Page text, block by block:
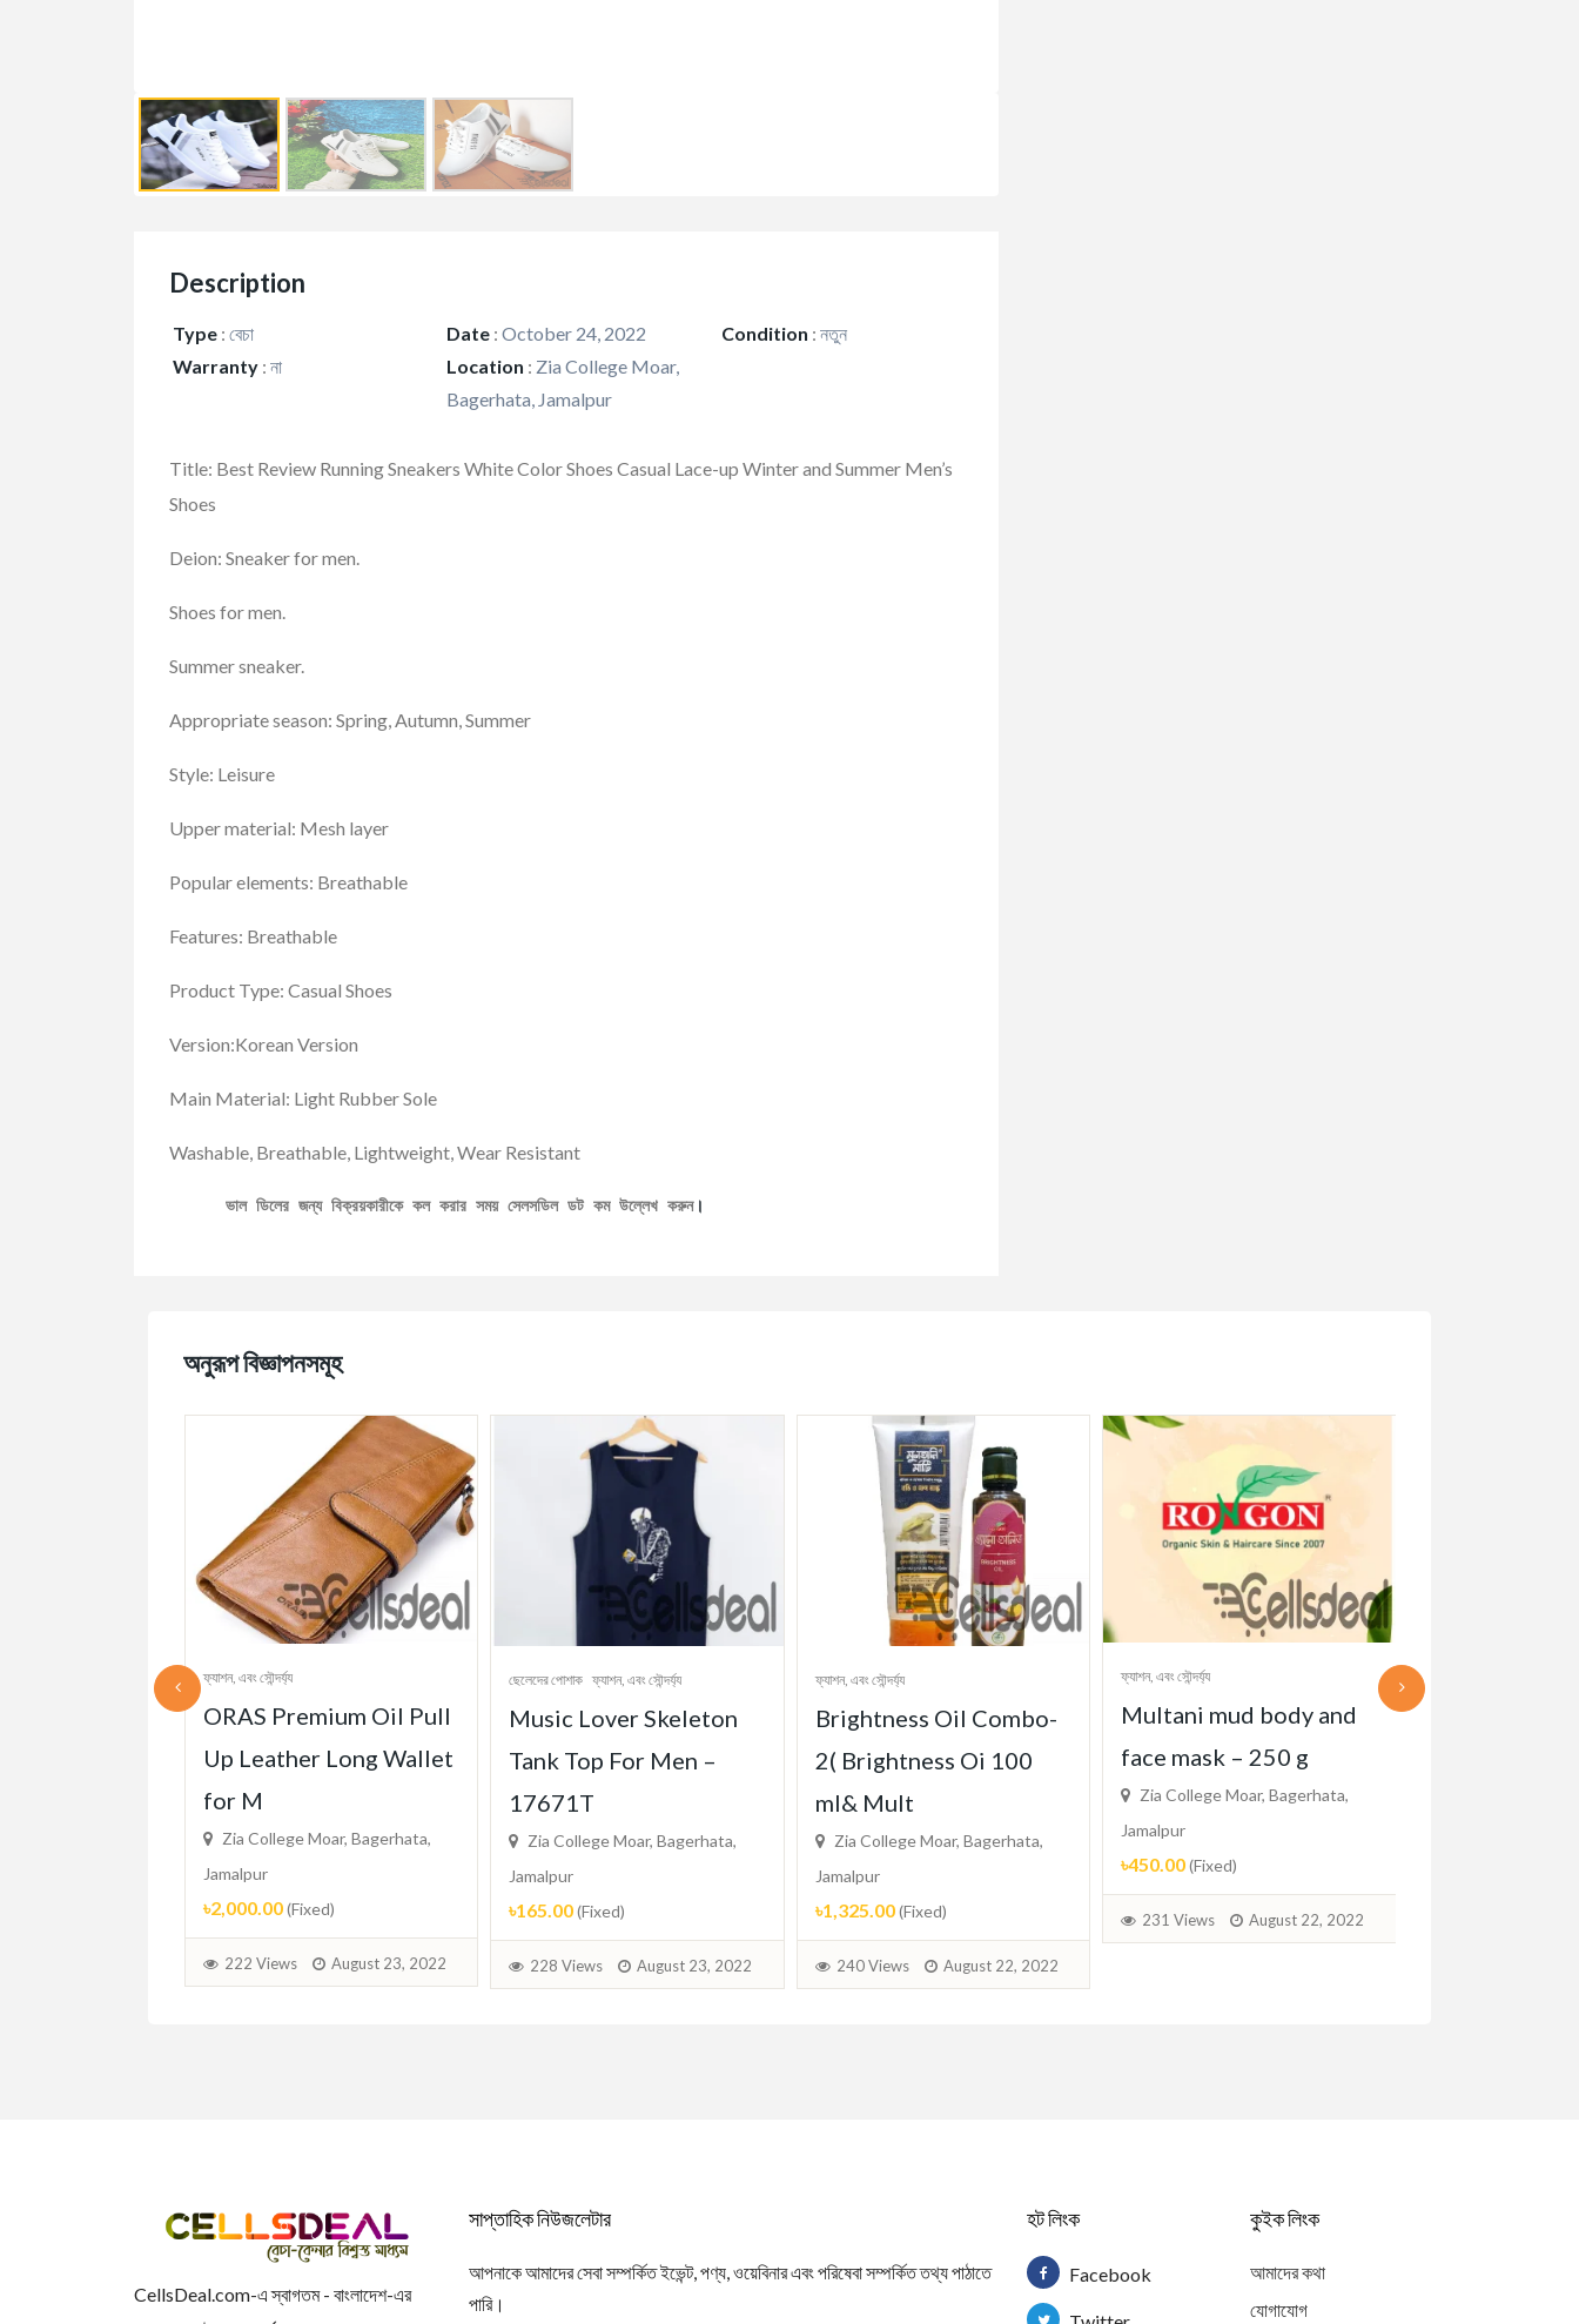
Description
Type : বেচা Date : October 24, 2022 Condition : নতুন
Warranty : না Location : Zia College Moar,
Bagerhata, Jamalpur
Title: Best Review Running Sneakers White Color Shoes Casual Lace-up Winter and Summer Men’s
Shoes
Deion: Sneaker for men.
Shoes for men.
Summer sneaker.
Appropriate season: Spring, Autumn, Summer
Style: Leisure
Upper material: Mesh layer
Popular elements: Breathable
Features: Breathable
Product Type: Casual Shoes
Version:Korean Version
Main Material: Light Rubber Sole
Washable, Breathable, Lightweight, Wear Resistant
ভাল ডিলের জন্য বিক্রয়কারীকে কল করার সময় সেলসডিল ডট কম উল্লেখ করুন।
অনুরূপ বিজ্ঞাপনসমূহ
ফ্যাশন, এবং সৌন্দর্য্য
ORAS Premium Oil Pull
Up Leather Long Wallet
for M
Zia College Moar, Bagerhata,
Jamalpur
৳2,000.00(Fixed)
222 Views August 23, 2022
ছেলেদের পোশাক ফ্যাশন, এবং সৌন্দর্য্য
Music Lover Skeleton
Tank Top For Men –
17671T
Zia College Moar, Bagerhata,
Jamalpur
৳165.00(Fixed)
228 Views August 23, 2022
ফ্যাশন, এবং সৌন্দর্য্য
Brightness Oil Combo-
2( Brightness Oi 100
ml& Mult
Zia College Moar, Bagerhata,
Jamalpur
৳1,325.00(Fixed)
240 Views August 22, 2022
ফ্যাশন, এবং সৌন্দর্য্য
Multani mud body and
face mask – 250 g
Zia College Moar, Bagerhata,
Jamalpur
৳450.00(Fixed)
231 Views August 22, 2022
CellsDeal.com-এ স্বাগতম - বাংলাদেশ-এর
সাপ্তাহিক নিউজলেটার
আপনাকে আমাদের সেবা সম্পর্কিত ইভেন্ট, পণ্য, ওয়েবিনার এবং পরিষেবা সম্পর্কিত তথ্য পাঠাতে
পারি।
হট লিংক
Facebook
কুইক লিংক
আমাদের কথা
যোগাযোগ